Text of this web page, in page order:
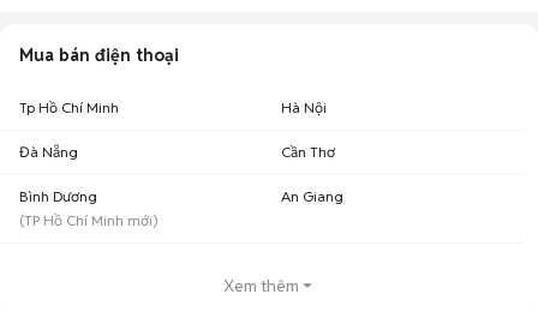
HTC One M8 cũ với giá siêu tiết kiệm nhưng vẫn đảm bảo chất lượng.
Chúc các bạn có trải nghiệm mua bán
điện thoại cũ
Mua bán điện thoại
Tp Hồ Chí Minh Hà Nội
Đà Nẵng Cần Thơ
Bình Dương
(TP Hồ Chí Minh mới)
An Giang
Xem thêm